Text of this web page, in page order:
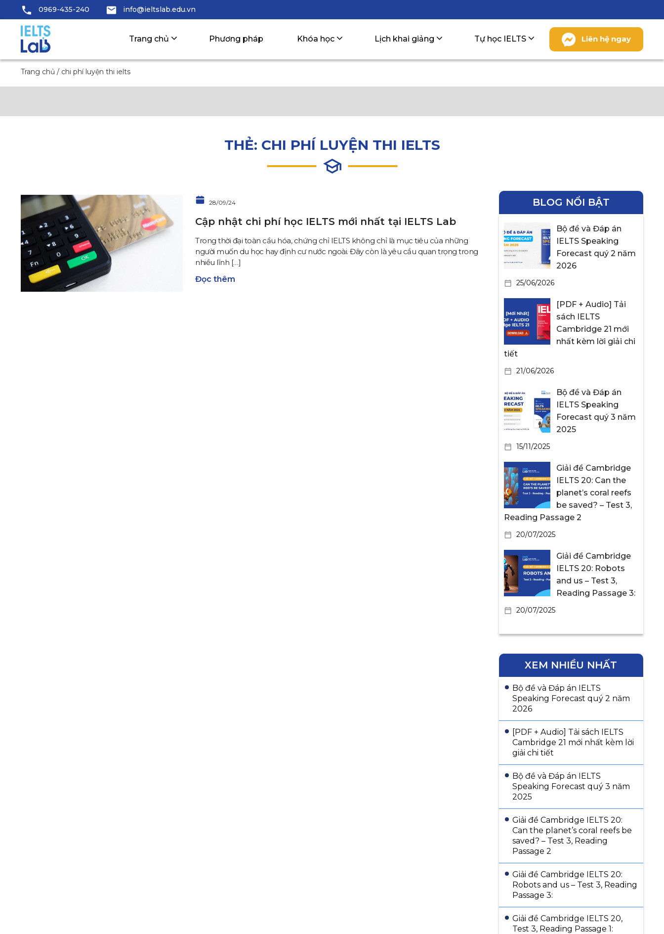
0969-435-240 info@ieltslab.edu.vn
Liên hệ ngay
Trang chủ Phương pháp Khóa học Lịch khai giảng Tự học IELTS
Trang chủ / chi phí luyện thi ielts
THẺ: CHI PHÍ LUYỆN THI IELTS
28/09/24
Cập nhật chi phí học IELTS mới nhất tại IELTS Lab
Trong thời đại toàn cầu hóa, chứng chỉ IELTS không chỉ là mục tiêu của những
người muốn du học hay định cư nước ngoài. Đây còn là yêu cầu quan trọng trong
nhiều lĩnh […]
Đọc thêm
BLOG NỔI BẬT
Bộ đề và Đáp án
IELTS Speaking
Forecast quý 2 năm
2026
25/06/2026
[PDF + Audio] Tải
sách IELTS
Cambridge 21 mới
nhất kèm lời giải chi
tiết
21/06/2026
Bộ đề và Đáp án
IELTS Speaking
Forecast quý 3 năm
2025
15/11/2025
Giải đề Cambridge
IELTS 20: Can the
planet’s coral reefs
be saved? – Test 3,
Reading Passage 2
20/07/2025
Giải đề Cambridge
IELTS 20: Robots
and us – Test 3,
Reading Passage 3:
20/07/2025
XEM NHIỀU NHẤT
Bộ đề và Đáp án IELTS
Speaking Forecast quý 2 năm
2026
[PDF + Audio] Tải sách IELTS
Cambridge 21 mới nhất kèm lời
giải chi tiết
Bộ đề và Đáp án IELTS
Speaking Forecast quý 3 năm
2025
Giải đề Cambridge IELTS 20:
Can the planet’s coral reefs be
saved? – Test 3, Reading
Passage 2
Giải đề Cambridge IELTS 20:
Robots and us – Test 3, Reading
Passage 3:
Giải đề Cambridge IELTS 20,
Test 3, Reading Passage 1: